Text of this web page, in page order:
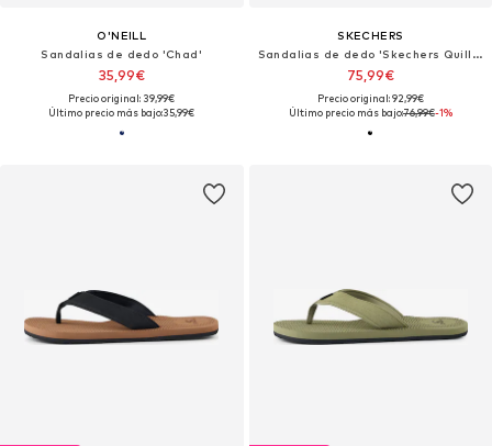
O'NEILL
Sandalias de dedo 'Chad'
35,99€
Precio original: 39,99€
Último precio más bajo:35,99€
SKECHERS
Sandalias de dedo 'Skechers Quill-sea Side'
75,99€
Precio original: 92,99€
Último precio más bajo:76,99€-1%